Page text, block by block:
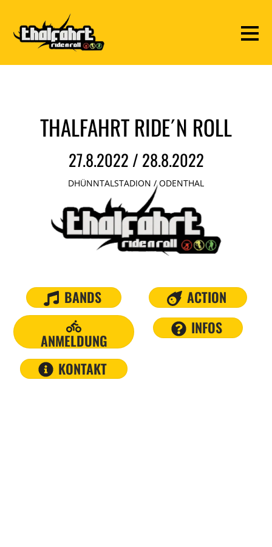
THALFAHRT RIDE´N ROLL
27.8.2022 / 28.8.2022
DHÜNNTALSTADION / ODENTHAL
BANDS ACTION
ANMELDUNG
INFOS
KONTAKT